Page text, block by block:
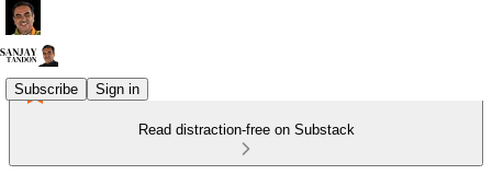
Subscribe Sign in
Read distraction-free on Substack